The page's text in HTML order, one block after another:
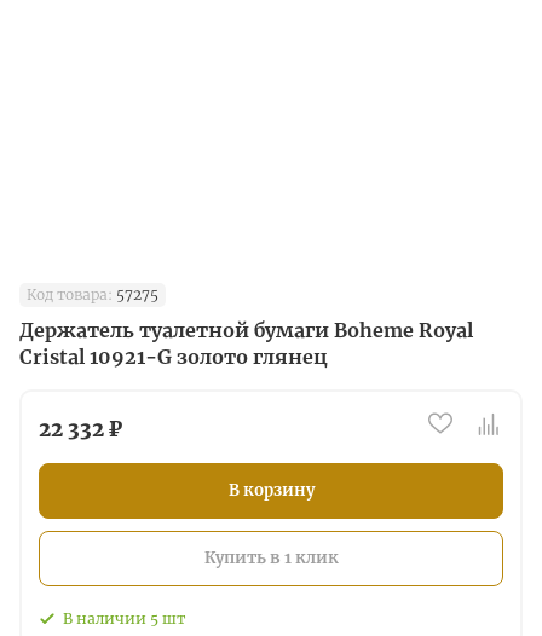
Код товара: 57275
Держатель туалетной бумаги Boheme Royal
Cristal 10921-G золото глянец
22 332 ₽
В корзину
Купить в 1 клик
В наличии 5 шт